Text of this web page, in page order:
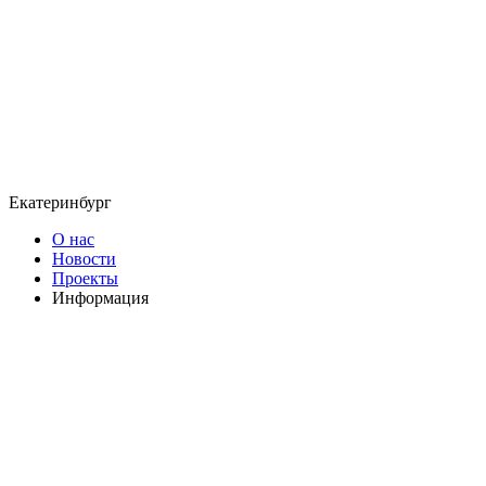
Екатеринбург
О нас
Новости
Проекты
Информация